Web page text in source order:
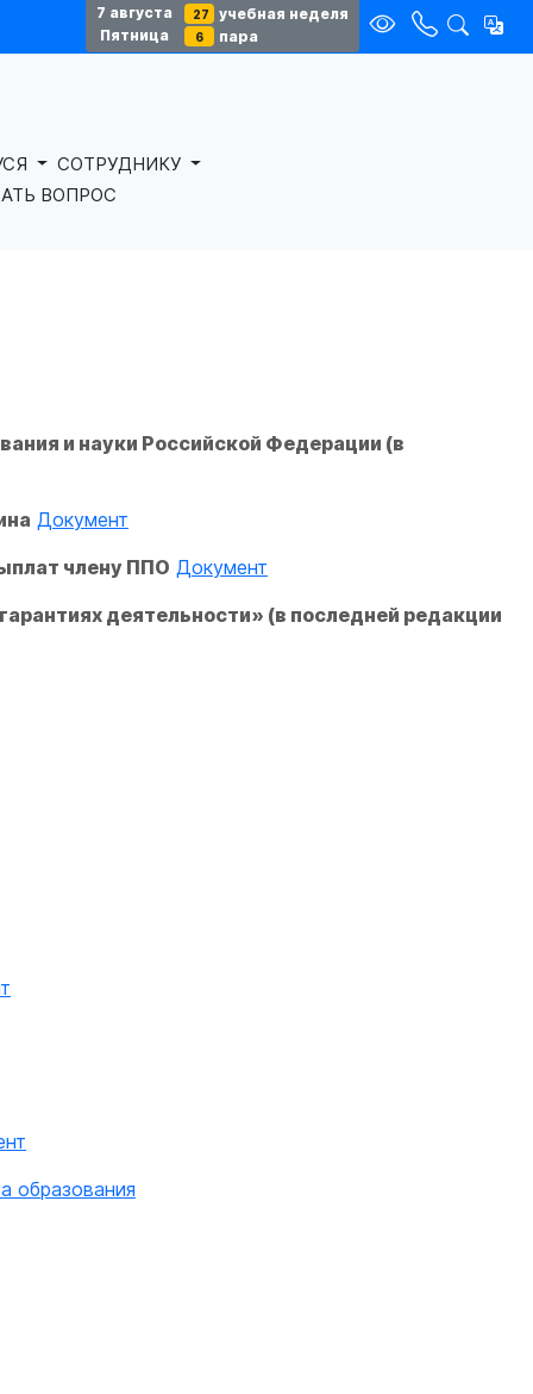
7 августа 27
учебная неделя
Пятница
6 пара
СОТРУДНИКУ
ВОПРОС
и науки Российской Федерации (в
Документ
члену ППО Документ
деятельности» (в последней редакции
образования